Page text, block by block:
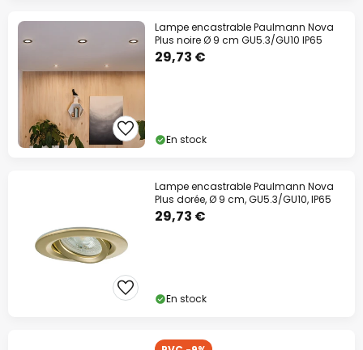
Lampe encastrable Paulmann Nova
Plus noire Ø 9 cm GU5.3/GU10 IP65
29,73 €
En stock
Lampe encastrable Paulmann Nova
Plus dorée, Ø 9 cm, GU5.3/GU10, IP65
29,73 €
En stock